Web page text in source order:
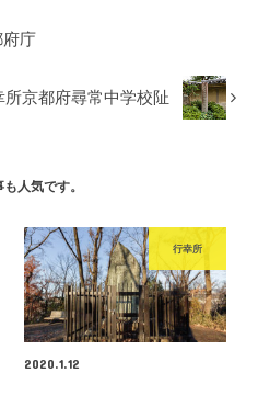
府庁
所京都府尋常中学校阯
人気です。
行幸所
2020.1.12